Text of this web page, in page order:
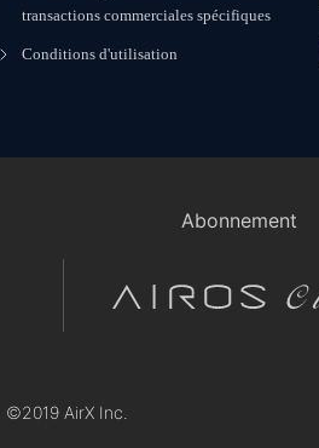
transactions commerciales spécifiques
Conditions d'utilisation
Abonnement
©2019 AirX Inc.